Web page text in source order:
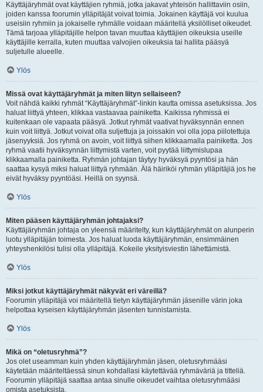
Käyttäjäryhmät ovat käyttäjien ryhmiä, jotka jakavat yhteisön hallittaviin osiin,
joiden kanssa foorumin ylläpitäjät voivat toimia. Jokainen käyttäjä voi kuulua
useisiin ryhmiin ja jokaiselle ryhmälle voidaan määritellä yksilölliset oikeudet.
Tämä tarjoaa ylläpitäjille helpon tavan muuttaa käyttäjien oikeuksia useille
käyttäjille kerralla, kuten muuttaa valvojien oikeuksia tai hallita pääsyä
suljetulle alueelle.
Ylös
Missä ovat käyttäjäryhmät ja miten liityn sellaiseen?
Voit nähdä kaikki ryhmät “Käyttäjäryhmät”-linkin kautta omissa asetuksissa. Jos
haluat liittyä yhteen, klikkaa vastaavaa painiketta. Kaikissa ryhmissä ei
kuitenkaan ole vapaata pääsyä. Jotkut ryhmät vaativat hyväksynnän ennen
kuin voit liittyä. Jotkut voivat olla suljettuja ja joissakin voi olla jopa piilotettuja
jäsenyyksiä. Jos ryhmä on avoin, voit liittyä siihen klikkaamalla painiketta. Jos
ryhmä vaatii hyväksynnän liittymistä varten, voit pyytää liittymislupaa
klikkaamalla painiketta. Ryhmän johtajan täytyy hyväksyä pyyntösi ja hän
saattaa kysyä miksi haluat liittyä ryhmään. Älä häiriköi ryhmän ylläpitäjiä jos he
eivät hyväksy pyyntöäsi. Heillä on syynsä.
Ylös
Miten pääsen käyttäjäryhmän johtajaksi?
Käyttäjäryhmän johtaja on yleensä määritelty, kun käyttäjäryhmät on alunperin
luotu ylläpitäjän toimesta. Jos haluat luoda käyttäjäryhmän, ensimmäinen
yhteyshenkilösi tulisi olla ylläpitäjä. Kokeile yksityisviestin lähettämistä.
Ylös
Miksi jotkut käyttäjäryhmät näkyvät eri väreillä?
Foorumin ylläpitäjä voi määritellä tietyn käyttäjäryhmän jäsenille värin joka
helpottaa kyseisen käyttäjäryhmän jäsenten tunnistamista.
Ylös
Mikä on “oletusryhmä”?
Jos olet useamman kuin yhden käyttäjäryhmän jäsen, oletusryhmääsi
käytetään määriteltäessä sinun kohdallasi käytettävää ryhmäväriä ja titteliä.
Foorumin ylläpitäjä saattaa antaa sinulle oikeudet vaihtaa oletusryhmääsi
omista asetuksista.